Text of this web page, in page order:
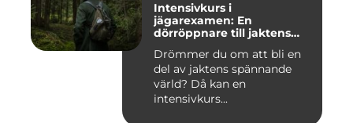
Intensivkurs i
jägarexamen: En
dörröppnare till jaktens
Drömmer du om att bli en
del av jaktens spännande
värld? Då kan en
intensivkurs...